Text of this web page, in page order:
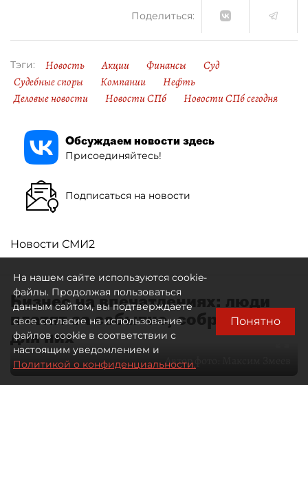
Поделиться:
Тэги: Новость Акции Финансы
Суд
Судебные споры
Компании
Нефть
Деловые новости
Новости СПб Новости СПб сегодня
Обсуждаем новости здесь
Присоединяйтесь!
Подписаться на новости
Новости СМИ2
Бизнес на впечатлениях: люди
платят за событие, собранное
для них
Автор фото:
На нашем сайте используются cookie-
файлы. Продолжая пользоваться
данным сайтом, вы подтверждаете
свое согласие на использование
файлов cookie в соответствии с
настоящим уведомлением и
Политикой о конфиденциальности.
Понятно